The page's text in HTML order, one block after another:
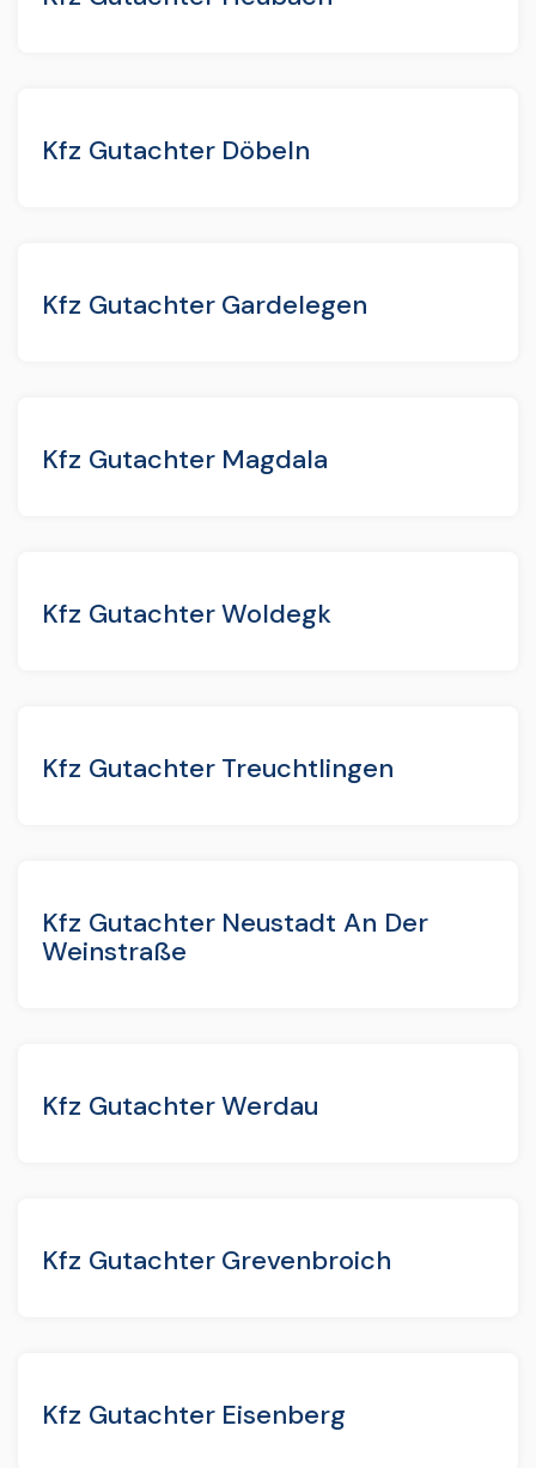
Kfz Gutachter Döbeln
Kfz Gutachter Gardelegen
Kfz Gutachter Magdala
Kfz Gutachter Woldegk
Kfz Gutachter Treuchtlingen
Kfz Gutachter Neustadt An Der
Weinstraße
Kfz Gutachter Werdau
Kfz Gutachter Grevenbroich
Kfz Gutachter Eisenberg